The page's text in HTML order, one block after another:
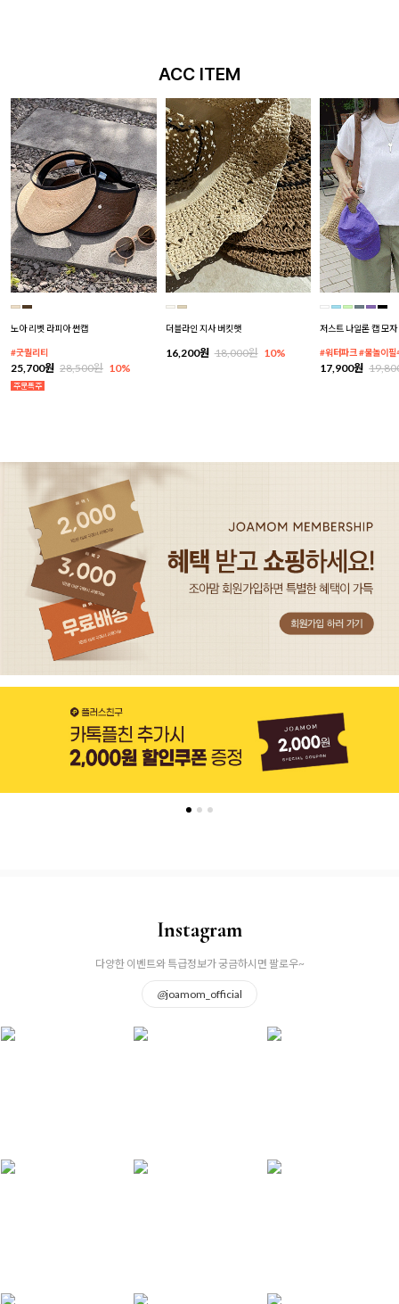
ACC ITEM
노아 리벳 라피아 썬캡
#굿퀄리티
25,700원 28,500원 10%
더블라인 지사 버킷햇
16,200원 18,000원 10%
저스트 나일론 캡 모자
#워터파크 #물놀이필
17,900원
Instagram
다양한 이벤트와 특급정보가 궁금하시면 팔로우~
@joamom_official